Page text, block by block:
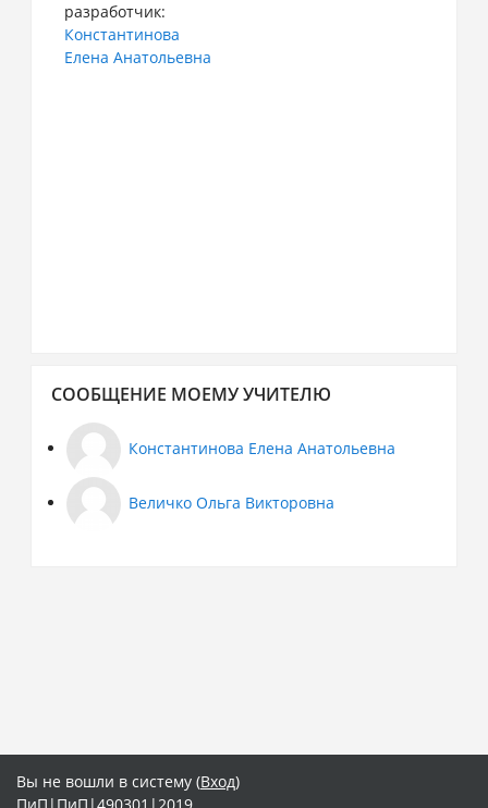
разработчик:
Константинова
Елена Анатольевна
Сообщение
учителю
СООБЩЕНИЕ МОЕМУ УЧИТЕЛЮ
Константинова Елена Анатольевна
Величко Ольга Викторовна
Вы не вошли в систему (Вход)